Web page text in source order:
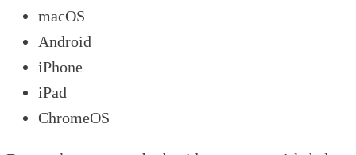
macOS
Android
iPhone
iPad
ChromeOS